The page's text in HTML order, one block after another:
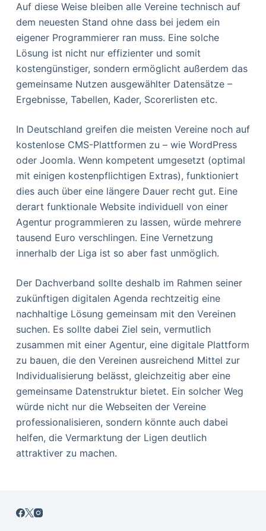
Auf diese Weise bleiben alle Vereine technisch auf
dem neuesten Stand ohne dass bei jedem ein
eigener Programmierer ran muss. Eine solche
Lösung ist nicht nur effizienter und somit
kostengünstiger, sondern ermöglicht außerdem das
gemeinsame Nutzen ausgewählter Datensätze –
Ergebnisse, Tabellen, Kader, Scorerlisten etc.
In Deutschland greifen die meisten Vereine noch auf
kostenlose CMS-Plattformen zu – wie WordPress
oder Joomla. Wenn kompetent umgesetzt (optimal
mit einigen kostenpflichtigen Extras), funktioniert
dies auch über eine längere Dauer recht gut. Eine
derart funktionale Website individuell von einer
Agentur programmieren zu lassen, würde mehrere
tausend Euro verschlingen. Eine Vernetzung
innerhalb der Liga ist so aber fast unmöglich.
Der Dachverband sollte deshalb im Rahmen seiner
zukünftigen digitalen Agenda rechtzeitig eine
nachhaltige Lösung gemeinsam mit den Vereinen
suchen. Es sollte dabei Ziel sein, vermutlich
zusammen mit einer Agentur, eine digitale Plattform
zu bauen, die den Vereinen ausreichend Mittel zur
Individualisierung belässt, gleichzeitig aber eine
gemeinsame Datenstruktur bietet. Ein solcher Weg
würde nicht nur die Webseiten der Vereine
professionalisieren, sondern könnte auch dabei
helfen, die Vermarktung der Ligen deutlich
attraktiver zu machen.